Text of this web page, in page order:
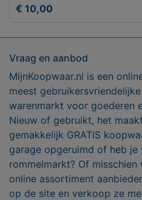
€ 10,00
Vraag en aanbod
MijnKoopwaar.nl is een
meest
warenmarkt voor goederen
Nieuw of gebruikt, het
gemakkelijk GRATIS
garage opgeruimd of heb
rommelmarkt? Of
online assortiment
op de site en verkoop ze